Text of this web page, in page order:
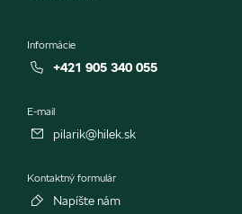
Informácie
+421 905 340 055
E-mail
pilarik@hilek.sk
Kontaktný formulár
Napíšte nám